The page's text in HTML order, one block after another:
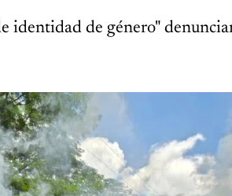
identidad de género"